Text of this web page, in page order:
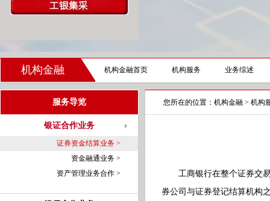
机构金融 机构金融首页 机构服务 业务综述
服务导览
银证合作业务
证券资金结算业务 >
资金融通业务 >
资产管理业务合作 >
您所在的位置： 机构金融 > 机构
工商银行在整个证券交易
券公司与证券登记结算机构